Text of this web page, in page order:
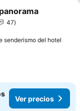
favoritos
47
senderismo del hotel
Ver precios